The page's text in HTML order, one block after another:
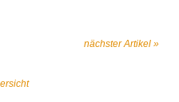
nächster Artikel »